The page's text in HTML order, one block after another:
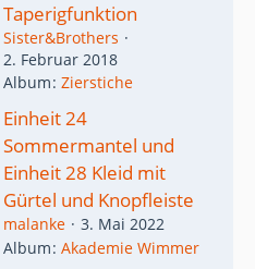
Taperigfunktion
Sister&Brothers
2. Februar 2018
Album Zierstiche
Einheit 24
Sommermantel und
Einheit 28 Kleid mit
Gürtel und Knopfleiste
malanke
3. Mai 2022
Album Akademie Wimmer